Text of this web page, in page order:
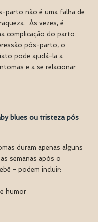
Às vezes, é
complicação do parto.
pós-parto, o
pode ajudá-la a
e a se relacionar
blues ou tristeza pós
semanas após o
- podem incluir:
humor